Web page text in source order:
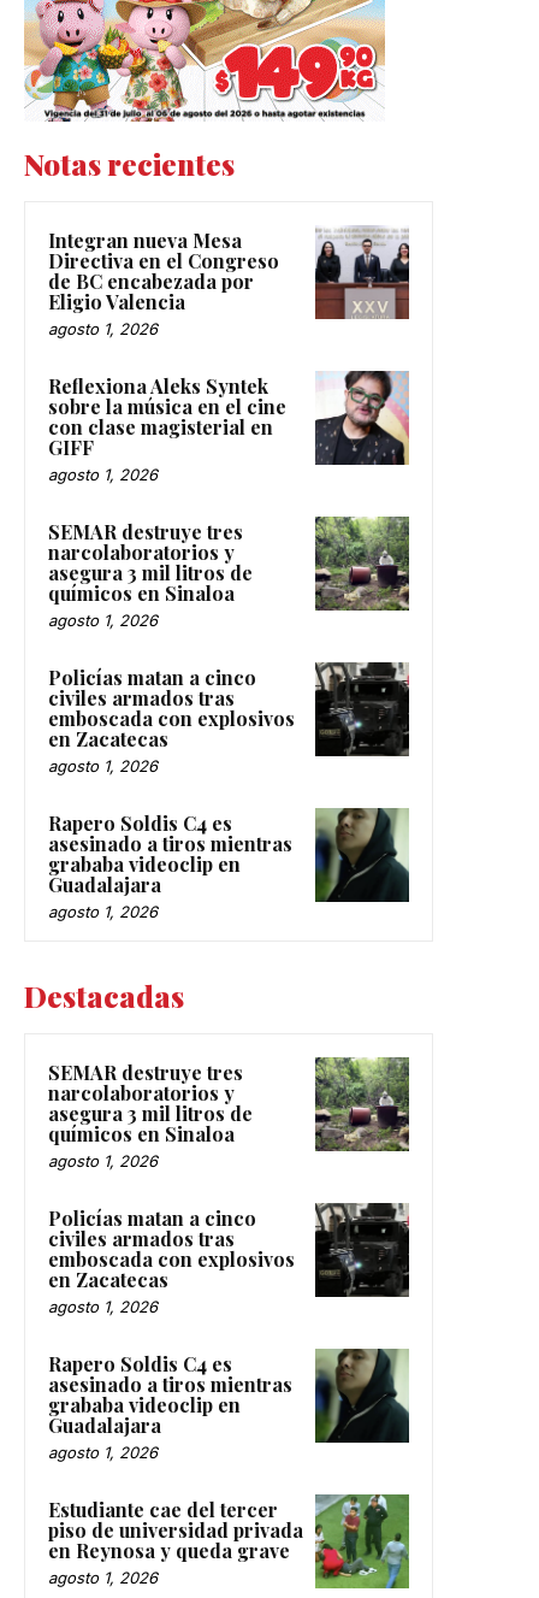
Notas recientes
Integran nueva Mesa
Directiva en el Congreso
de BC encabezada por
Eligio Valencia
agosto 1, 2026
Reflexiona Aleks Syntek
sobre la música en el cine
con clase magisterial en
GIFF
agosto 1, 2026
SEMAR destruye tres
narcolaboratorios y
asegura 3 mil litros de
químicos en Sinaloa
agosto 1, 2026
Policías matan a cinco
civiles armados tras
emboscada con explosivos
en Zacatecas
agosto 1, 2026
Rapero Soldis C4 es
asesinado a tiros mientras
grababa videoclip en
Guadalajara
agosto 1, 2026
Destacadas
SEMAR destruye tres
narcolaboratorios y
asegura 3 mil litros de
químicos en Sinaloa
agosto 1, 2026
Policías matan a cinco
civiles armados tras
emboscada con explosivos
en Zacatecas
agosto 1, 2026
Rapero Soldis C4 es
asesinado a tiros mientras
grababa videoclip en
Guadalajara
agosto 1, 2026
Estudiante cae del tercer
piso de universidad privada
en Reynosa y queda grave
agosto 1, 2026